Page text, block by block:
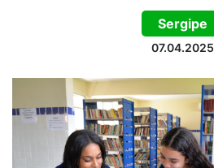
Sergipe
07.04.2025